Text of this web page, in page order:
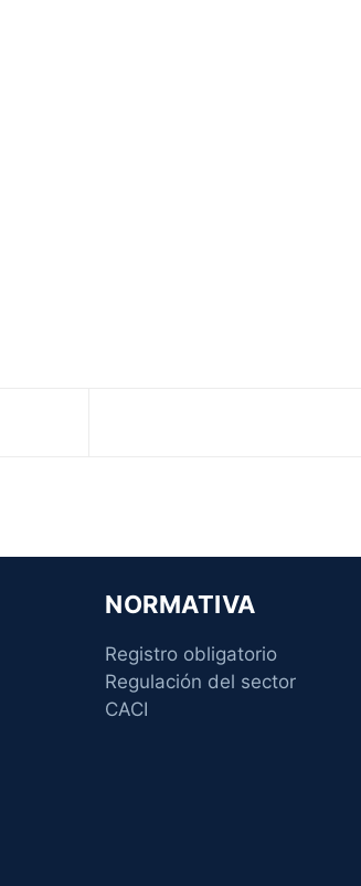
NORMATIVA
Registro obligatorio
Regulación del sector
CACI